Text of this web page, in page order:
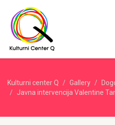
Kulturni center Q Gallery
Javna intervencija Valentine